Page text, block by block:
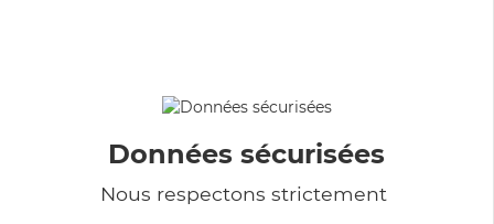
Données sécurisées
Nous respectons strictement